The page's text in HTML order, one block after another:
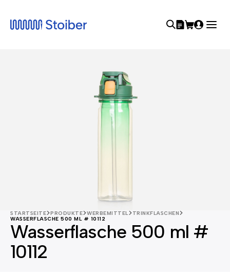
STARTSEITE PRODUKTE WERBEMITTEL
TRINKFLASCHEN
WASSERFLASCHE 500 ML # 10112
Wasserflasche 500 ml #
10112